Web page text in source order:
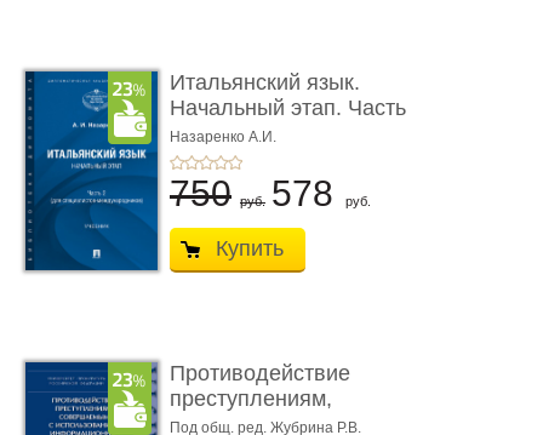
Итальянский язык.
Начальный этап. Часть
2. Учеб� ...
Назаренко А.И.
750 руб. 578 руб.
Купить
Противодействие
преступлениям,
совершаемым с ...
Под общ. ред. Жубрина Р.В.